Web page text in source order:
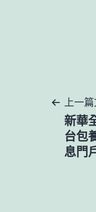
文
章
上一
新華
台包
息門